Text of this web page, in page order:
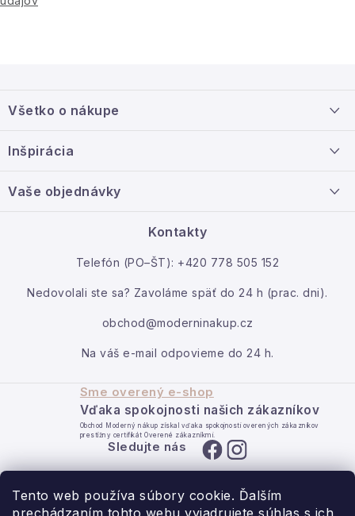
Tento web používa súbory cookie. Ďalším
prechádzaním tohto webu vyjadrujete súhlas s ich
p
ä
Všetko o nákupe
Veľkoobchodná spolupráca
Inšpirácia
Vaše objednávky
Kontakty
Telefón (PO–ŠT): +420 778 505 152
Nedovolali ste sa? Zavoláme späť do 24 h (prac. dni).
obchod@moderninakup.cz
Na váš e-mail odpovieme do 24 h.
Sme overený e-shop
Vďaka spokojnosti našich zákazníkov
Obchod Moderný nákup získal vďaka spokojnosti overených zákazníkov
prestížny certifikát Overené zákazníkmi.
Sledujte nás